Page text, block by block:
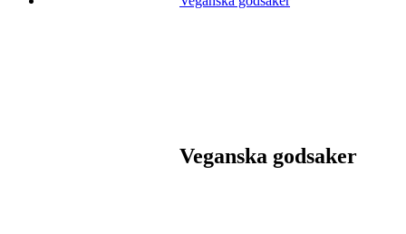
Veganska godsaker